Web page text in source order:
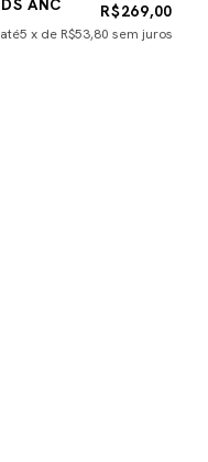
R$269,00
5 x de R$53,80 sem juros